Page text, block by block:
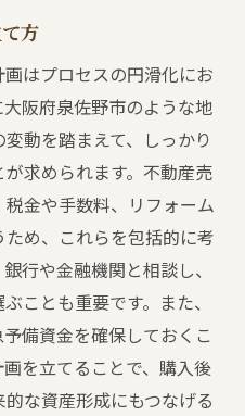
方
はプロセスの円滑化にお
阪府泉佐野市のような地
動を踏まえて、しっかり
求められます。不動産売
金や手数料、リフォーム
め、これらを包括的に考
行や金融機関と相談し、
ことも重要です。また、
備資金を確保しておくこ
を立てることで、購入後
な資産形成にもつなげる